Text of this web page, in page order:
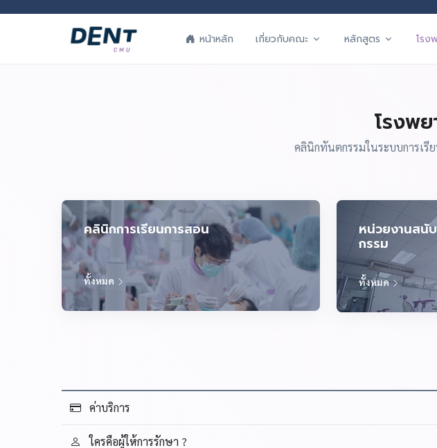
หน้าหลัก เกี่ยวกับคณะ หลักสูตร โรง
โรงพ
คลินิกทันตกรรมในระบบการเรี
คลินิกการเรียนการสอน
ทั้งหมด
หน่วยงานสนั
กรรม
ทั้งหมด
ค่าบริการ
ใครคือผู้ให้การรักษา ?